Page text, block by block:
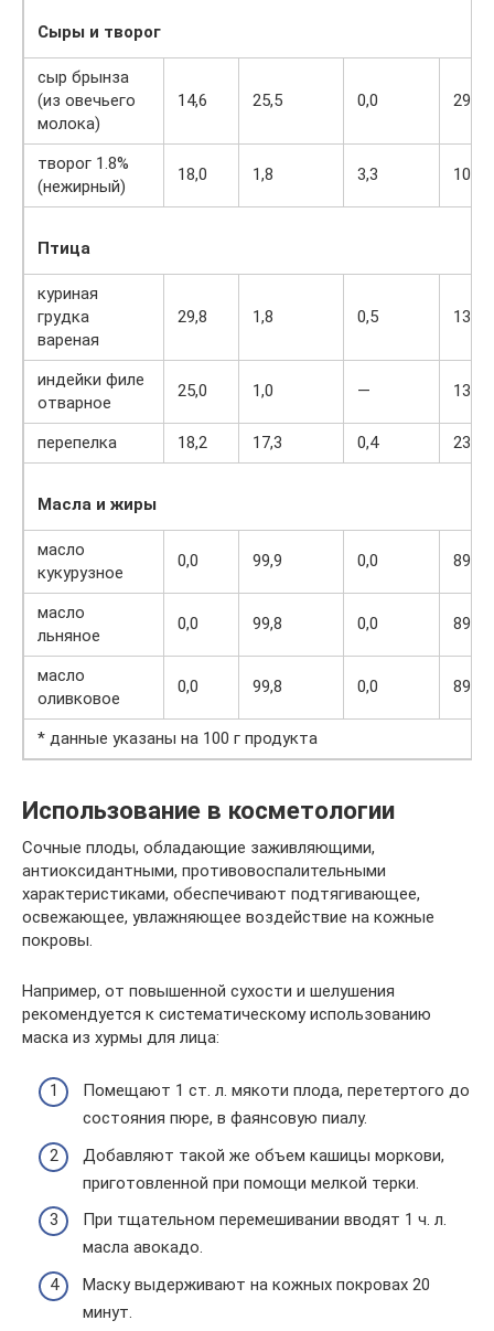
Сыры и творог
сыр брынза
(из овечьего
молока)
14,6 25,5 0,0 298
творог 1.8%
(нежирный)
18,0 1,8 3,3 101
Птица
куриная
грудка
вареная
29,8 1,8 0,5 137
индейки филе
отварное
25,0 1,0 — 130
перепелка 18,2 17,3 0,4 230
Масла и жиры
масло
кукурузное
0,0 99,9 0,0 899
масло
льняное
0,0 99,8 0,0 898
масло
оливковое
0,0 99,8 0,0 898
* данные указаны на 100 г продукта
Использование в косметологии
Сочные плоды, обладающие заживляющими,
антиоксидантными, противовоспалительными
характеристиками, обеспечивают подтягивающее,
освежающее, увлажняющее воздействие на кожные
покровы.
Например, от повышенной сухости и шелушения
рекомендуется к систематическому использованию
маска из хурмы для лица:
Помещают 1 ст. л. мякоти плода, перетертого до
состояния пюре, в фаянсовую пиалу.
Добавляют такой же объем кашицы моркови,
приготовленной при помощи мелкой терки.
При тщательном перемешивании вводят 1 ч. л.
масла авокадо.
Маску выдерживают на кожных покровах 20
минут.